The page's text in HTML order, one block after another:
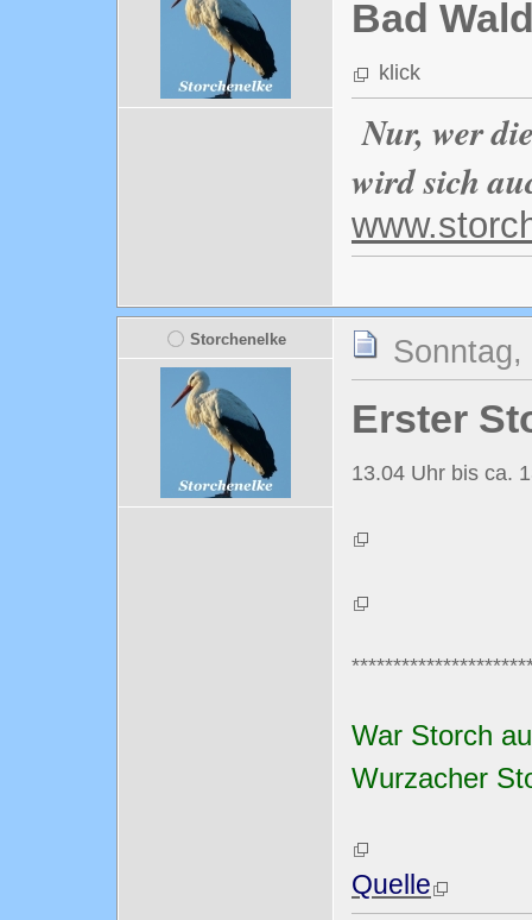
Bad
klick
Nur, wer
wird sich
Storchenelke
Erster
13.04 Uhr bis ca.
War Storch
Wurzacher
Quelle